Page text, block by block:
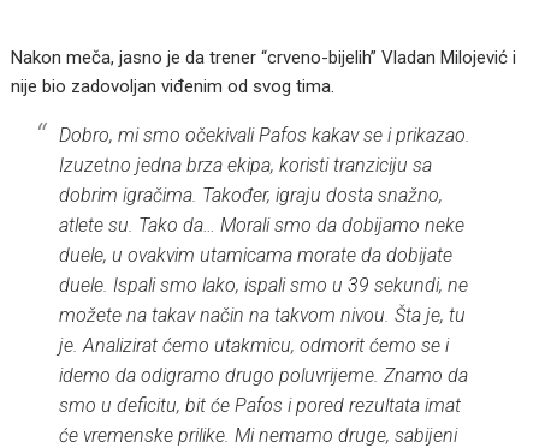
Nakon meča, jasno je da trener “crveno-bijelih” Vladan Milojević i
nije bio zadovoljan viđenim od svog tima.
Dobro, mi smo očekivali Pafos kakav se i prikazao.
Izuzetno jedna brza ekipa, koristi tranziciju sa
dobrim igračima. Također, igraju dosta snažno,
atlete su. Tako da… Morali smo da dobijamo neke
duele, u ovakvim utamicama morate da dobijate
duele. Ispali smo lako, ispali smo u 39 sekundi, ne
možete na takav način na takvom nivou. Šta je, tu
je. Analizirat ćemo utakmicu, odmorit ćemo se i
idemo da odigramo drugo poluvrijeme. Znamo da
smo u deficitu, bit će Pafos i pored rezultata imat
će vremenske prilike. Mi nemamo druge, sabijeni